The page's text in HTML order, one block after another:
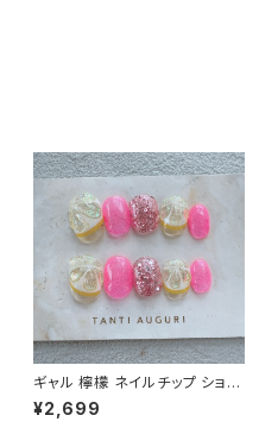
ギャル 檸檬 ネイルチップ ショー
ト ピンク色 派手 ギャルっぽい
キャバ嬢 チャラい 不真面目 通
¥2,699